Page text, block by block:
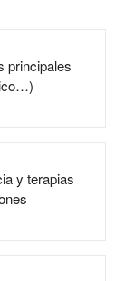
principales
y terapias